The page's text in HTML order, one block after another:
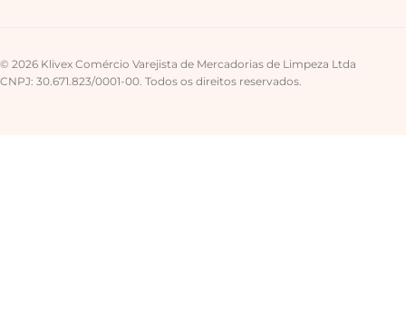
© 2026 Klivex Comércio Varejista de Mercadorias de Limpeza Ltda
CNPJ: 30.671.823/0001-00. Todos os direitos reservados.